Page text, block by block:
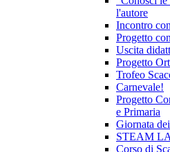
l'autore
Incontro
Progetto
Uscita
Progetto
Trofeo
Carnevale!
Progetto
e Primaria
Giornata
STEAM
Corso di